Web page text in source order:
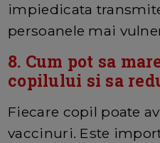
impiedicata
persoanele mai
8. Cum pot sa
copilului si sa
Fiecare copil poate
vaccinuri. Este